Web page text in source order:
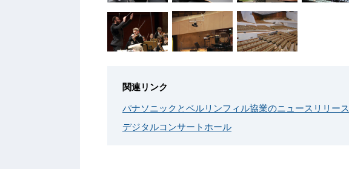
関連リンク
パナソニックとベルリンフィル協業のニュースリリース
デジタルコンサートホール